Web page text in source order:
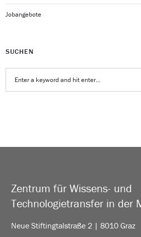
Jobangebote
SUCHEN
Zentrum für Wissens- und
Technologietransfer in der
Neue Stiftingtalstraße 2 | 8010 Graz